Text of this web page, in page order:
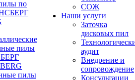
по
пилы
пилы
СОЖ
Наши услуги
Заточка
дисковых пил
аудит
Внедрение и
сопровождение
Консультации